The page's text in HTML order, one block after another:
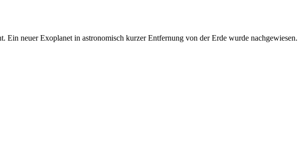
neuer Exoplanet in astronomisch kurzer Entfernung von der Erde wurde nachgewiesen.